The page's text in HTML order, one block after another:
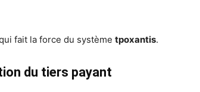
fait la force du système tpoxantis.
du tiers payant